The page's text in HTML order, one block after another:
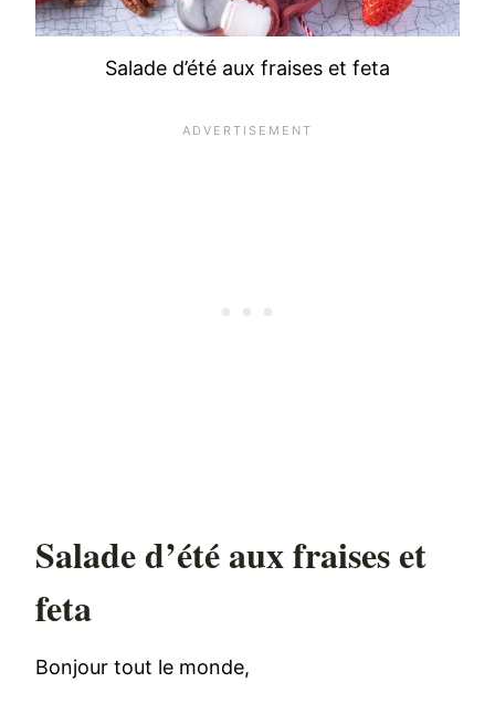
Salade d’été aux fraises et feta
Salade d’été aux fraises et
feta
Bonjour tout le monde,